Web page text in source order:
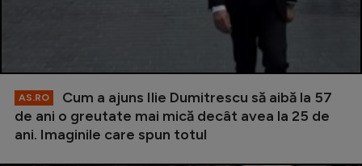
AS.RO
Cum a ajuns Ilie Dumitrescu să aibă la 57
de ani o greutate mai mică decât avea la 25 de
ani. Imaginile care spun totul